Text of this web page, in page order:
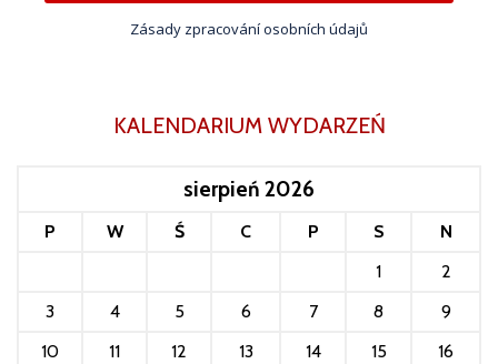
Zásady zpracování osobních údajů
KALENDARIUM WYDARZEŃ
sierpień 2026
P W Ś C P S
N
1
2
3
4 5 6 7 8
9
10
11 12 13 14 15
16